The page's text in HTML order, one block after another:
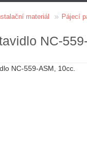
materiál Pájecí
NC-